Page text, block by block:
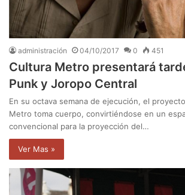
administración 04/10/2017 0 451
Cultura Metro presentará
Punk y Joropo Central
En su octava semana de ejecución, el
Metro toma cuerpo, convirtiéndose en un
convencional para la proyección del…
Ver Mas »